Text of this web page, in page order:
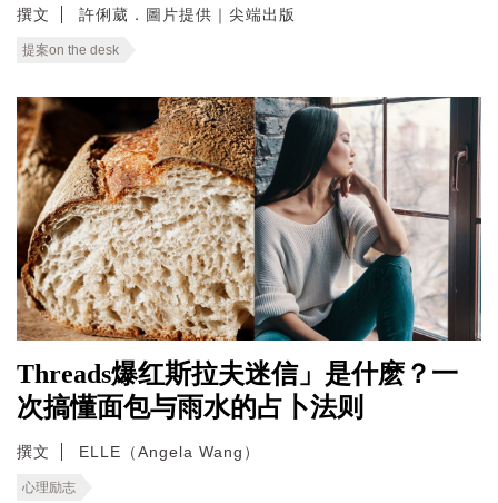
撰文 許俐葳．圖片提供｜尖端出版
提案on the desk
Threads爆红斯拉夫迷信」是什麽？一
次搞懂面包与雨水的占卜法则
撰文 ELLE（Angela Wang）
心理励志